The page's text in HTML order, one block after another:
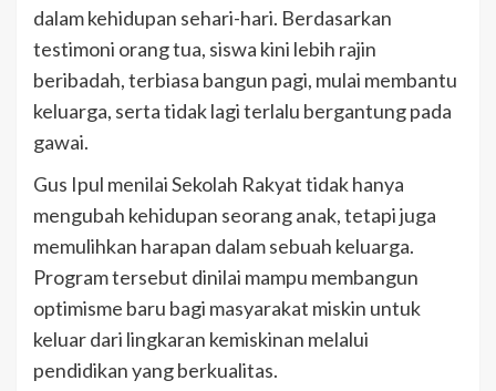
dalam kehidupan sehari-hari. Berdasarkan
testimoni orang tua, siswa kini lebih rajin
beribadah, terbiasa bangun pagi, mulai membantu
keluarga, serta tidak lagi terlalu bergantung pada
gawai.
Gus Ipul menilai Sekolah Rakyat tidak hanya
mengubah kehidupan seorang anak, tetapi juga
memulihkan harapan dalam sebuah keluarga.
Program tersebut dinilai mampu membangun
optimisme baru bagi masyarakat miskin untuk
keluar dari lingkaran kemiskinan melalui
pendidikan yang berkualitas.